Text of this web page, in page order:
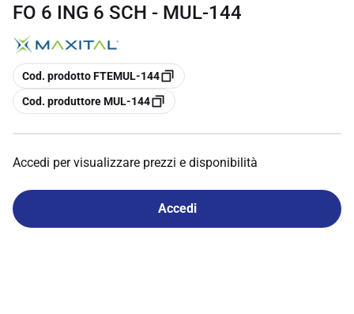
FO 6 ING 6 SCH - MUL-144
copia
Cod. prodotto FTEMUL-144
copia
Cod. produttore MUL-144
Accedi per visualizzare prezzi e disponibilità
Accedi